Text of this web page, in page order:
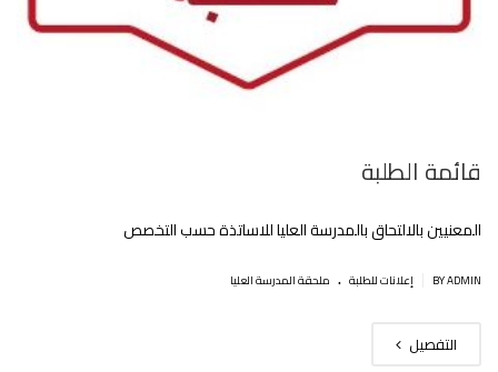
قائمة الطلبة
المعنيين بالالتحاق بالمدرسة العليا للاساتذة حسب التخصص
BY ADMIN إعلانات للطلبة . ملحقة المدرسة العليا
التفصيل